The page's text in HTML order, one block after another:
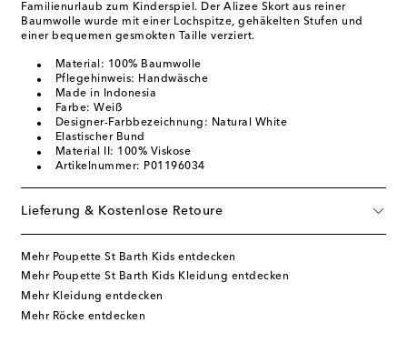
Familienurlaub zum Kinderspiel. Der Alizee Skort aus reiner
Baumwolle wurde mit einer Lochspitze, gehäkelten Stufen und
einer bequemen gesmokten Taille verziert.
Material: 100% Baumwolle
Pflegehinweis: Handwäsche
Made in Indonesia
Farbe: Weiß
Designer-Farbbezeichnung: Natural White
Elastischer Bund
Material II: 100% Viskose
Artikelnummer: P01196034
Lieferung & Kostenlose Retoure
Mehr Poupette St Barth Kids entdecken
Mehr Poupette St Barth Kids Kleidung entdecken
Mehr Kleidung entdecken
Mehr Röcke entdecken